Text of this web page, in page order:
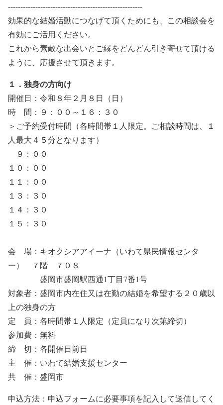
------------------------------------------------------
効果的な結婚活動につなげて頂くためにも、この相談会を
有効にご活用ください。
これから素敵な出会いとご縁をどんどん引き寄せて頂ける
ように、応援させて頂きます。
１．独身の方向け
開催日：令和８年２月８日（日）
時 間：９：００～１６：３０
＞ご予約受付時間（各時間帯１人限定。ご相談時間は、１
人最大４５分となります）
９：００
１０：００
１１：００
１３：３０
１４：３０
１５：３０
会 場：キオクシアアイーナ（いわて県民情報センタ
ー） ７階 ７０８
盛岡市盛岡駅西通1丁目7番1号
対象者：盛岡市内在住又は在勤の結婚を希望する２０歳以
上の独身の方
定 員：各時間帯１人限定（定員になり次第締切）
参加費：無料
締 切：各開催日前日
主 催：いわて結婚支援センター
共 催：盛岡市
申込方法：申込フォームに必要事項を記入して送信してく